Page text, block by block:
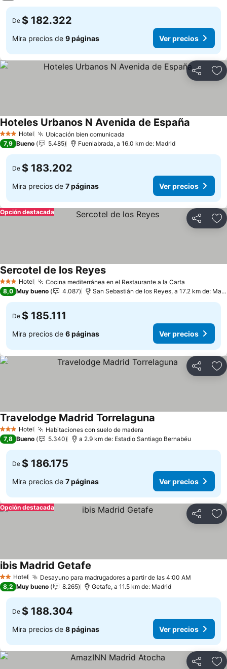
De $ 182.322
Mira precios de 9 páginas Ver precios
Compartir
3 Estrellas
Hotel Ubicación bien comunicada
Hoteles Urbanos N Avenida de España
7,9 Bueno 5.485 Fuenlabrada, a 16.0 km de: Madrid
De $ 183.202
Mira precios de 7 páginas Ver precios
Compartir
Opción destacada
3 Estrellas
Hotel Cocina mediterránea en el Restaurante a la Carta
Sercotel de los ReyesVer precios
8,0 Muy bueno 4.087 San Sebastián de los Reyes, a 17.2 km de:
De $ 185.111
Mira precios de 6 páginas Ver precios
Compartir
3 Estrellas
Hotel Habitaciones con suelo de madera
Travelodge Madrid Torrelaguna
7,8 Bueno 5.340 a 2.9 km de: Estadio Santiago Bernabéu
De $ 186.175
Mira precios de 7 páginas Ver precios
Compartir
Opción destacada
2 Estrellas
Hotel Desayuno para madrugadores a partir de las 4:00 AM
ibis Madrid Getafe
8,2 Muy bueno 8.265 Getafe, a 11.5 km de: Madrid
De $ 188.304
Mira precios de 8 páginas Ver precios
Compartir